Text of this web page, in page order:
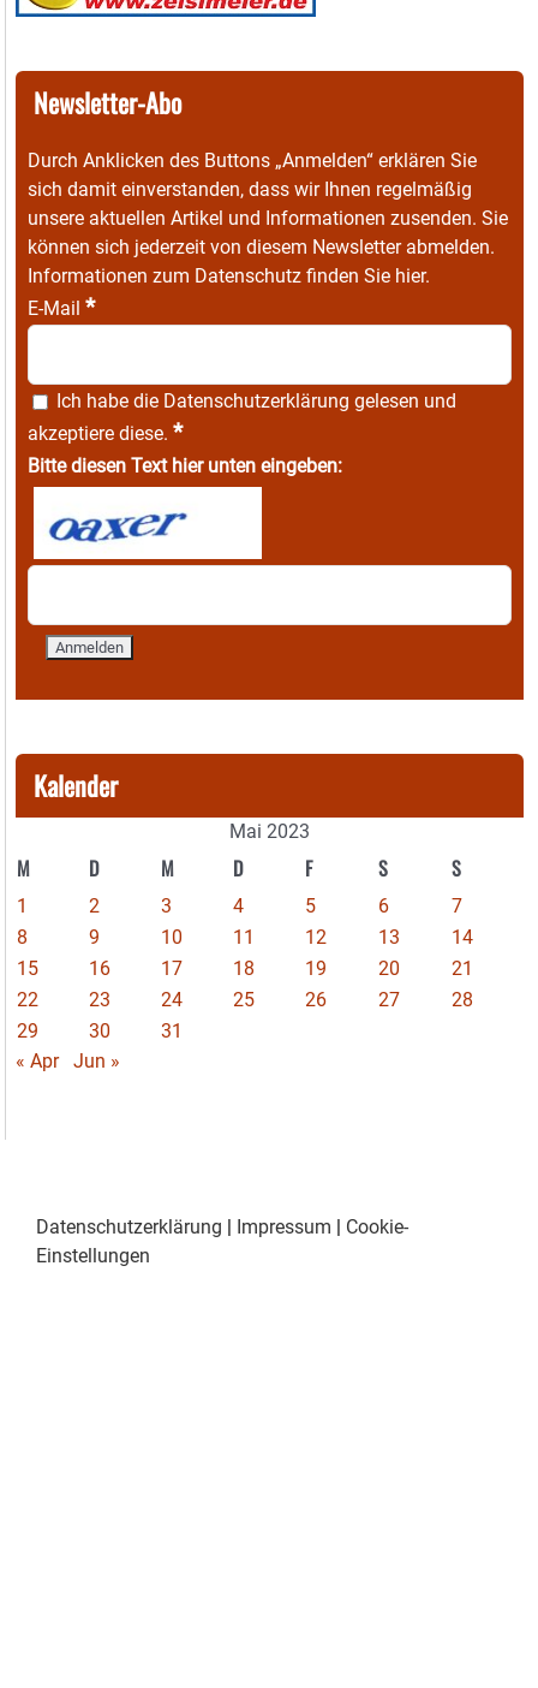
Newsletter-Abo
Durch Anklicken des Buttons „Anmelden“ erklären Sie
sich damit einverstanden, dass wir Ihnen regelmäßig
unsere aktuellen Artikel und Informationen zusenden. Sie
können sich jederzeit von diesem Newsletter abmelden.
Informationen zum Datenschutz finden Sie hier.
E-Mail *
Ich habe die Datenschutzerklärung gelesen und
akzeptiere diese. *
Bitte diesen Text hier unten eingeben:
Kalender
Mai 2023
M D M D F S S
1 2 3 4 5 6
7
8
9 10 11 12 13
14
15
16 17 18 19 20
21
22
23 24 25 26 27
28
29
30
31
« Apr
Jun »
Datenschutzerklärung | Impressum | Cookie-
Einstellungen